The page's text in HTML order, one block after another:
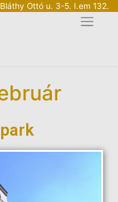
Ottó u. 3-5. I.em 132.